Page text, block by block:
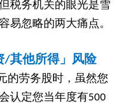
税务机关的眼光是雪
易忽略的两大痛点。
/其他所得」风险
的劳务股时，虽然您
认定您当年度有500